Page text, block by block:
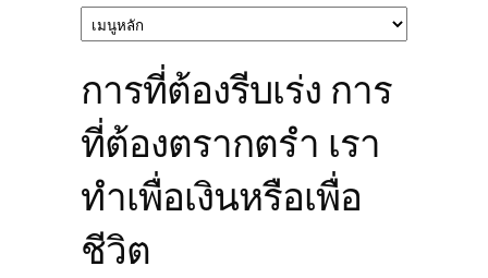
การที่ต้องรีบเร่ง การ
ที่ต้องตรากตรำ เรา
ทำเพื่อเงินหรือเพื่อ
ชีวิต